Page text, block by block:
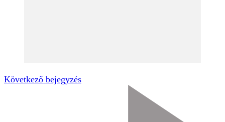
Következő bejegyzés